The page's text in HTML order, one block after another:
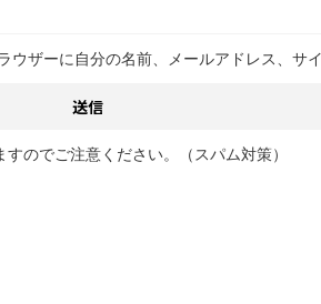
ウザーに自分の名前、メールアドレス、サイ
のでご注意ください。（スパム対策）